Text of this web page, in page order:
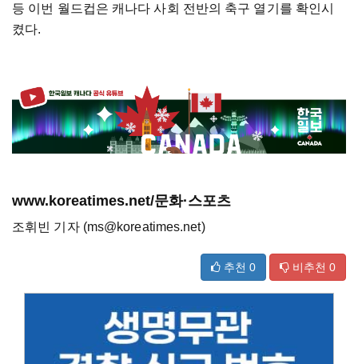
등 이번 월드컵은 캐나다 사회 전반의 축구 열기를 확인시
켰다.
www.koreatimes.net/문화·스포츠
조휘빈 기자 (ms@koreatimes.net)
추천 0 비추천 0